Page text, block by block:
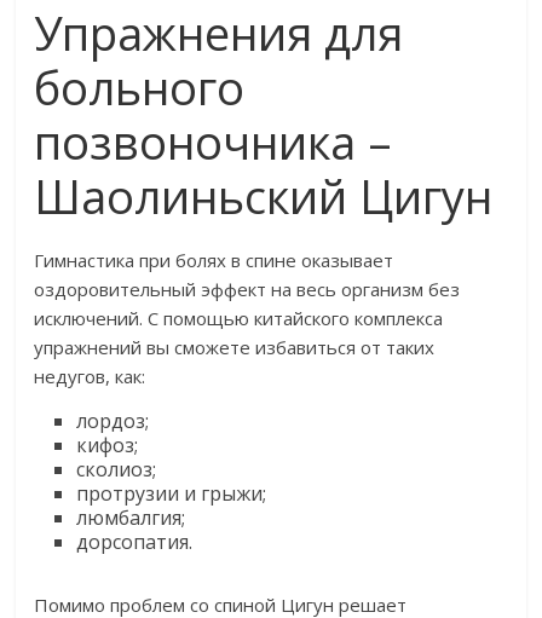
Упражнения для
больного
позвоночника –
Шаолиньский Цигун
Гимнастика при болях в спине оказывает
оздоровительный эффект на весь организм без
исключений. С помощью китайского комплекса
упражнений вы сможете избавиться от таких
недугов, как:
лордоз;
кифоз;
сколиоз;
протрузии и грыжи;
люмбалгия;
дорсопатия.
Помимо проблем со спиной Цигун решает